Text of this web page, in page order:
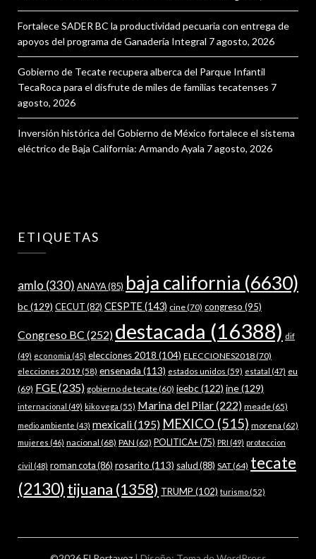
Fortalece SADER BC la productividad pecuaria con entrega de
apoyos del programa de Ganadería Integral 7 agosto, 2026
Gobierno de Tecate recupera alberca del Parque Infantil
TecaRoca para el disfrute de miles de familias tecatenses 7
agosto, 2026
Inversión histórica del Gobierno de México fortalece el sistema
eléctrico de Baja California: Armando Ayala 7 agosto, 2026
ETIQUETAS
amlo (330) ANAYA(85) baja california (6630)
bc(129) CECUT(82) CESPTE (143) cine(70) congreso (95)
Congreso BC (252) destacada (16388) dif
(49) economia (45) elecciones 2018 (104) ELECCIONES2018(70)
elecciones 2019 (58) ensenada (113) estados unidos (59) estatal (47) eu
(69) FGE(235) gobierno de tecate(60) ieebc(122) ine(129)
internacional (49) kiko vega (55) Marina del Pilar(222) meade(65)
medio ambiente (43) mexicali(195) MEXICO (515) morena (62)
mujeres (46) nacional (68) PAN (62) POLITICA+(75) PRI (49) proteccion
civil (48) roman cota(86) rosarito (113) salud(88) SAT(64) tecate
(2130) tijuana (1358) TRUMP (102) turismo (52)